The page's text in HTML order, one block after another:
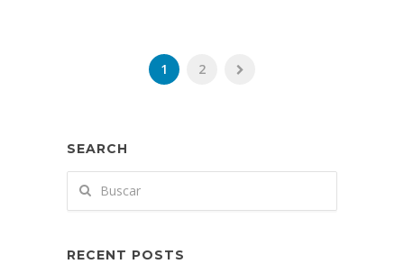
1 2
SEARCH
RECENT POSTS